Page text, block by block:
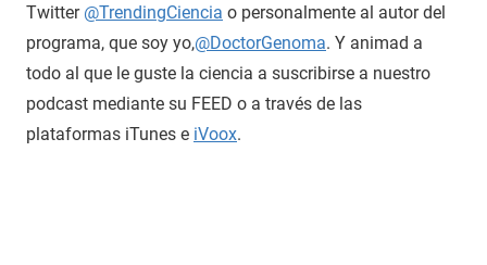
Twitter @TrendingCiencia o personalmente al autor del
programa, que soy yo,@DoctorGenoma. Y animad a
todo al que le guste la ciencia a suscribirse a nuestro
podcast mediante su FEED o a través de las
plataformas iTunes e iVoox.